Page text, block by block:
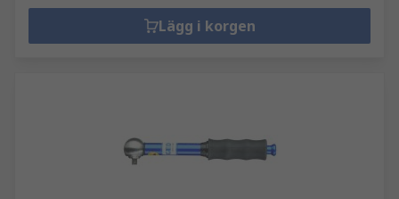
Lägg i korgen